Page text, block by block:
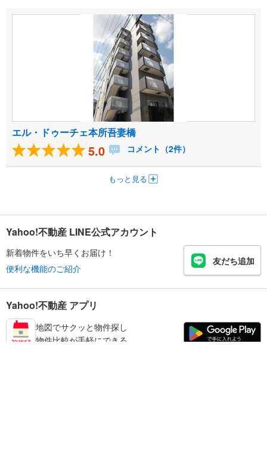
エル・ドゥーチェ本所吾妻橋
5.0 コメント（2件）
もっと見る
Yahoo!不動産 LINE公式アカウント
新着物件をいち早くお届け！
便利な機能のご紹介
友だち追加
Yahoo!不動産 アプリ
地図でサクッと物件探し
物件比較が手軽にできる